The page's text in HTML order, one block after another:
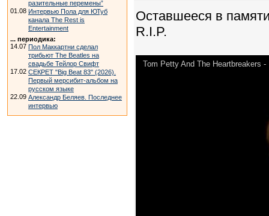
разительные перемены”
01.08 Интервью Пола для ЮТуб
канала The Rest is
Entertainment
... периодика:
14.07 Пол Маккартни сделал
трибьют The Beatles на
свадьбе Тейлор Свифт
17.02 СЕКРЕТ "Big Beat 83" (2026).
Первый мерсибит-альбом на
русском языке
22.09 Александр Беляев. Последнее
интервью
Оставшееся в
R.I.P.
Tom Petty And The Heartbreakers